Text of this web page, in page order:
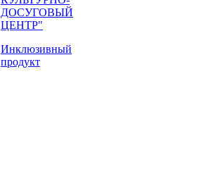
ДОСУГОВЫЙ
ЦЕНТР"
Инклюзивный
продукт